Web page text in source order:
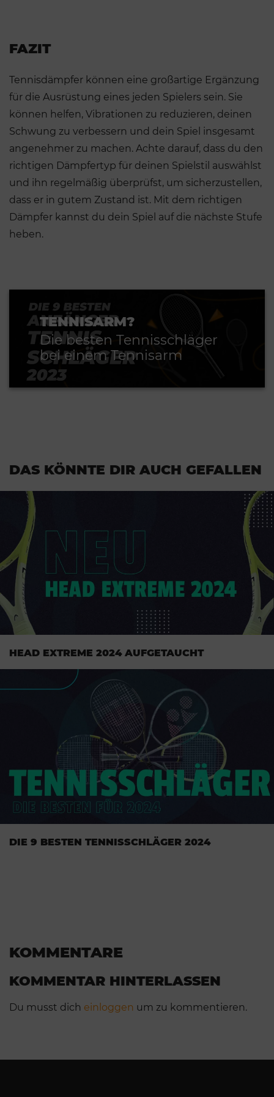
FAZIT
Tennisdämpfer können eine großartige Ergänzung
für die Ausrüstung eines jeden Spielers sein. Sie
können helfen, Vibrationen zu reduzieren, deinen
Schwung zu verbessern und dein Spiel insgesamt
angenehmer zu machen. Achte darauf, dass du den
richtigen Dämpfertyp für deinen Spielstil auswählst
und ihn regelmäßig überprüfst, um sicherzustellen,
dass er in gutem Zustand ist. Mit dem richtigen
Dämpfer kannst du dein Spiel auf die nächste Stufe
heben.
TENNISARM?
Die besten Tennisschläger
bei einem Tennisarm
DAS KÖNNTE DIR AUCH GEFALLEN
HEAD EXTREME 2024 AUFGETAUCHT
DIE 9 BESTEN TENNISSCHLÄGER 2024
KOMMENTARE
KOMMENTAR HINTERLASSEN
Du musst dich einloggen um zu kommentieren.